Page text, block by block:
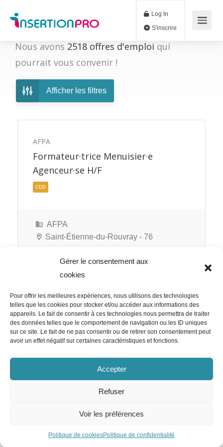
Gérer le consentement aux
cookies
Pour offrir les meilleures expériences, nous utilisons des technologies
telles que les cookies pour stocker et/ou accéder aux informations des
appareils. Le fait de consentir à ces technologies nous permettra de traiter
des données telles que le comportement de navigation ou les ID uniques
sur ce site. Le fait de ne pas consentir ou de retirer son consentement peut
avoir un effet négatif sur certaines caractéristiques et fonctions.
Accepter
Refuser
Voir les préférences
Politique de cookiesPolitique de confidentialité
Log In
Nous avons 2518 offres d'emploi qui
pourrait vous convenir !
Afficher les filtres
AFPA
Formateur·trice Menuisier·e
Agenceur·se H/F
CDD
AFPA
Saint-Étienne-du-Rouvray - 76
Responsable RH Appels d’Offre
H/F
RATP Cap Île-de-France
Team Emploi